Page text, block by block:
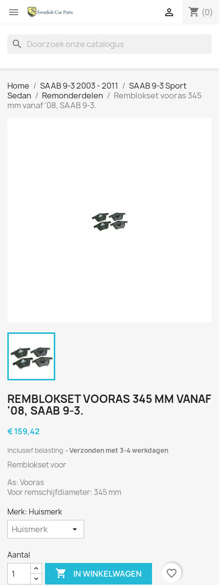
 shopping_cart (0)

search
Home SAAB 9-3 2003 - 2011
SAAB 9-3 Sport
Sedan
Remonderdelen
Remblokset vooras 345
mm vanaf '08, SAAB 9-3.
REMBLOKSET VOORAS 345 MM VANAF
'08, SAAB 9-3.
€ 159,42
Inclusief belasting Verzonden met 3-4 werkdagen
Remblokset voor
As: Vooras
Voorremschijfdiameter: 345 mm
Merk: Huismerk
Aantal
 IN WINKELWAGEN
favorite_border